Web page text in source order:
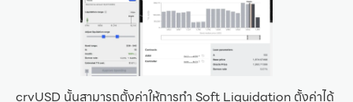
crvUSD นั้นสามารถตั้งค่าให้การทำ Soft Liquidation ตั้งค่าได้